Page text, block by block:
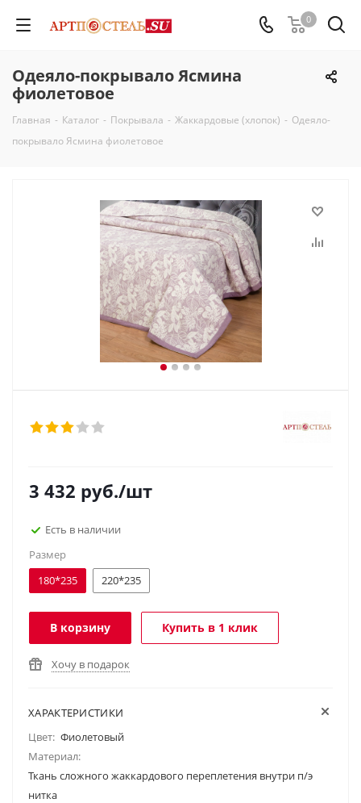
0
Одеяло-покрывало Ясмина
фиолетовое
Главная - Каталог - Покрывала - Жаккардовые (хлопок) - Одеяло-
покрывало Ясмина фиолетовое
3 432 руб./шт
Есть в наличии
Размер
180*235
220*235
В корзину Купить в 1 клик
Хочу в подарок
ХАРАКТЕРИСТИКИ
Цвет: Фиолетовый
Материал:
Ткань сложного жаккардового переплетения внутри п/э
нитка